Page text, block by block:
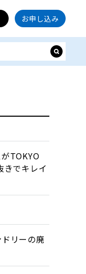
お申し込み
TOKYO
でキレイ
リーの廃